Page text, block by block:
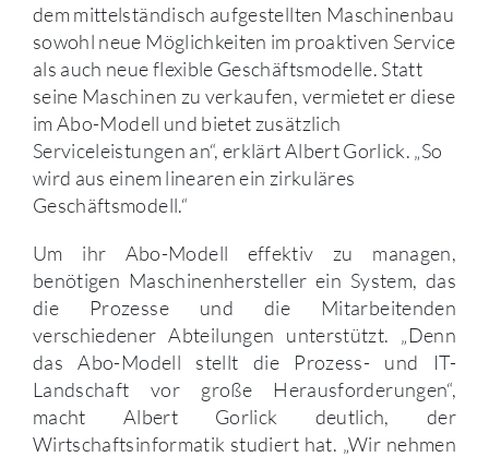
dem mittelständisch aufgestellten Maschinenbau
sowohl neue Möglichkeiten im proaktiven Service
als auch neue flexible Geschäftsmodelle. Statt
seine Maschinen zu verkaufen, vermietet er diese
im Abo-Modell und bietet zusätzlich
Serviceleistungen an“, erklärt Albert Gorlick. „So
wird aus einem linearen ein zirkuläres
Geschäftsmodell.“
Um ihr Abo-Modell effektiv zu managen,
benötigen Maschinenhersteller ein System, das
die Prozesse und die Mitarbeitenden
verschiedener Abteilungen unterstützt. „Denn
das Abo-Modell stellt die Prozess- und IT-
Landschaft vor große Herausforderungen“,
macht Albert Gorlick deutlich, der
Wirtschaftsinformatik studiert hat. „Wir nehmen